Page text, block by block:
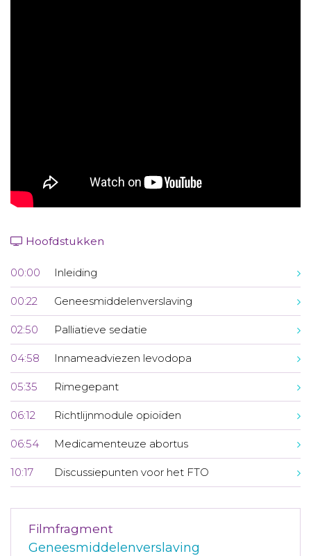
Hoofdstukken
00:00 Inleiding
00:22 Geneesmiddelenverslaving
02:50 Palliatieve sedatie
04:58 Innameadviezen levodopa
05:35 Rimegepant
06:12 Richtlijnmodule opioïden
06:54 Medicamenteuze abortus
10:17 Discussiepunten voor het FTO
Filmfragment
Geneesmiddelenverslaving